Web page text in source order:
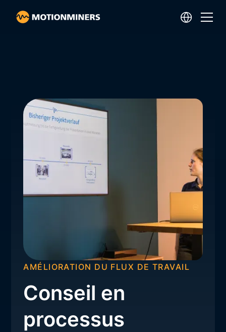
AMÉLIORATION DU FLUX DE TRAVAIL
Conseil en
processus